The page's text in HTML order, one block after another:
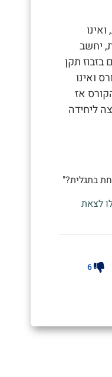
יחשב
בזבוז תקן
ואינו
אז
ליחידה
בתגלית?"
לצאת
6